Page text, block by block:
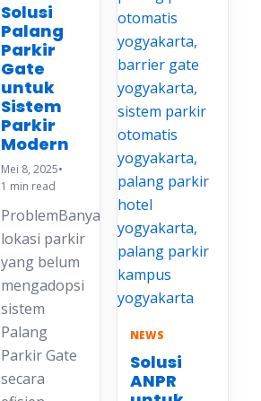
Solusi
Palang
Parkir
Gate
untuk
Sistem
Parkir
Modern
Mei 8, 2025•
1 min read
ProblemBanyak
lokasi parkir
yang belum
mengadopsi
sistem
Palang
Parkir Gate
secara
NEWS
Solusi
ANPR